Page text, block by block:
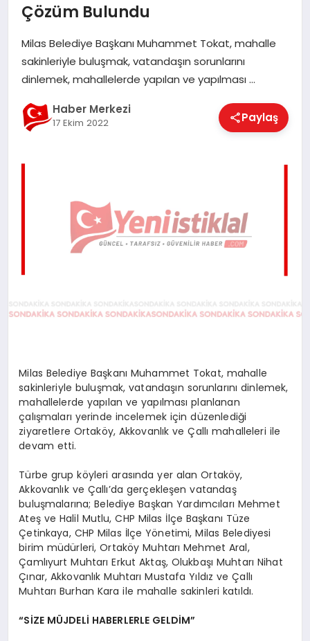
EĞITIM
EKONOMI
MAGAZIN
TEKNOLOJI
Çözüm Bulundu
Milas Belediye Başkanı Muhammet Tokat, mahalle
sakinleriyle buluşmak, vatandaşın sorunlarını
dinlemek, mahallelerde yapılan ve yapılması …
Haber Merkezi
17 Ekim 2022 Paylaş
Milas Belediye Başkanı Muhammet Tokat, mahalle
sakinleriyle buluşmak, vatandaşın sorunlarını dinlemek,
mahallelerde yapılan ve yapılması planlanan
çalışmaları yerinde incelemek için düzenlediği
ziyaretlere Ortaköy, Akkovanlık ve Çallı mahalleleri ile
devam etti.
Türbe grup köyleri arasında yer alan Ortaköy,
Akkovanlık ve Çallı’da gerçekleşen vatandaş
buluşmalarına; Belediye Başkan Yardımcıları Mehmet
Ateş ve Halil Mutlu, CHP Milas İlçe Başkanı Tüze
Çetinkaya, CHP Milas İlçe Yönetimi, Milas Belediyesi
birim müdürleri, Ortaköy Muhtarı Mehmet Aral,
Çamlıyurt Muhtarı Erkut Aktaş, Olukbaşı Muhtarı Nihat
Çınar, Akkovanlık Muhtarı Mustafa Yıldız ve Çallı
Muhtarı Burhan Kara ile mahalle sakinleri katıldı.
“SİZE MÜJDELİ HABERLERLE GELDİM”